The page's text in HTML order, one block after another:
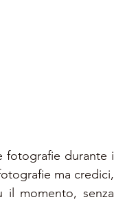
fotografie durante i
ma credici,
momento, senza